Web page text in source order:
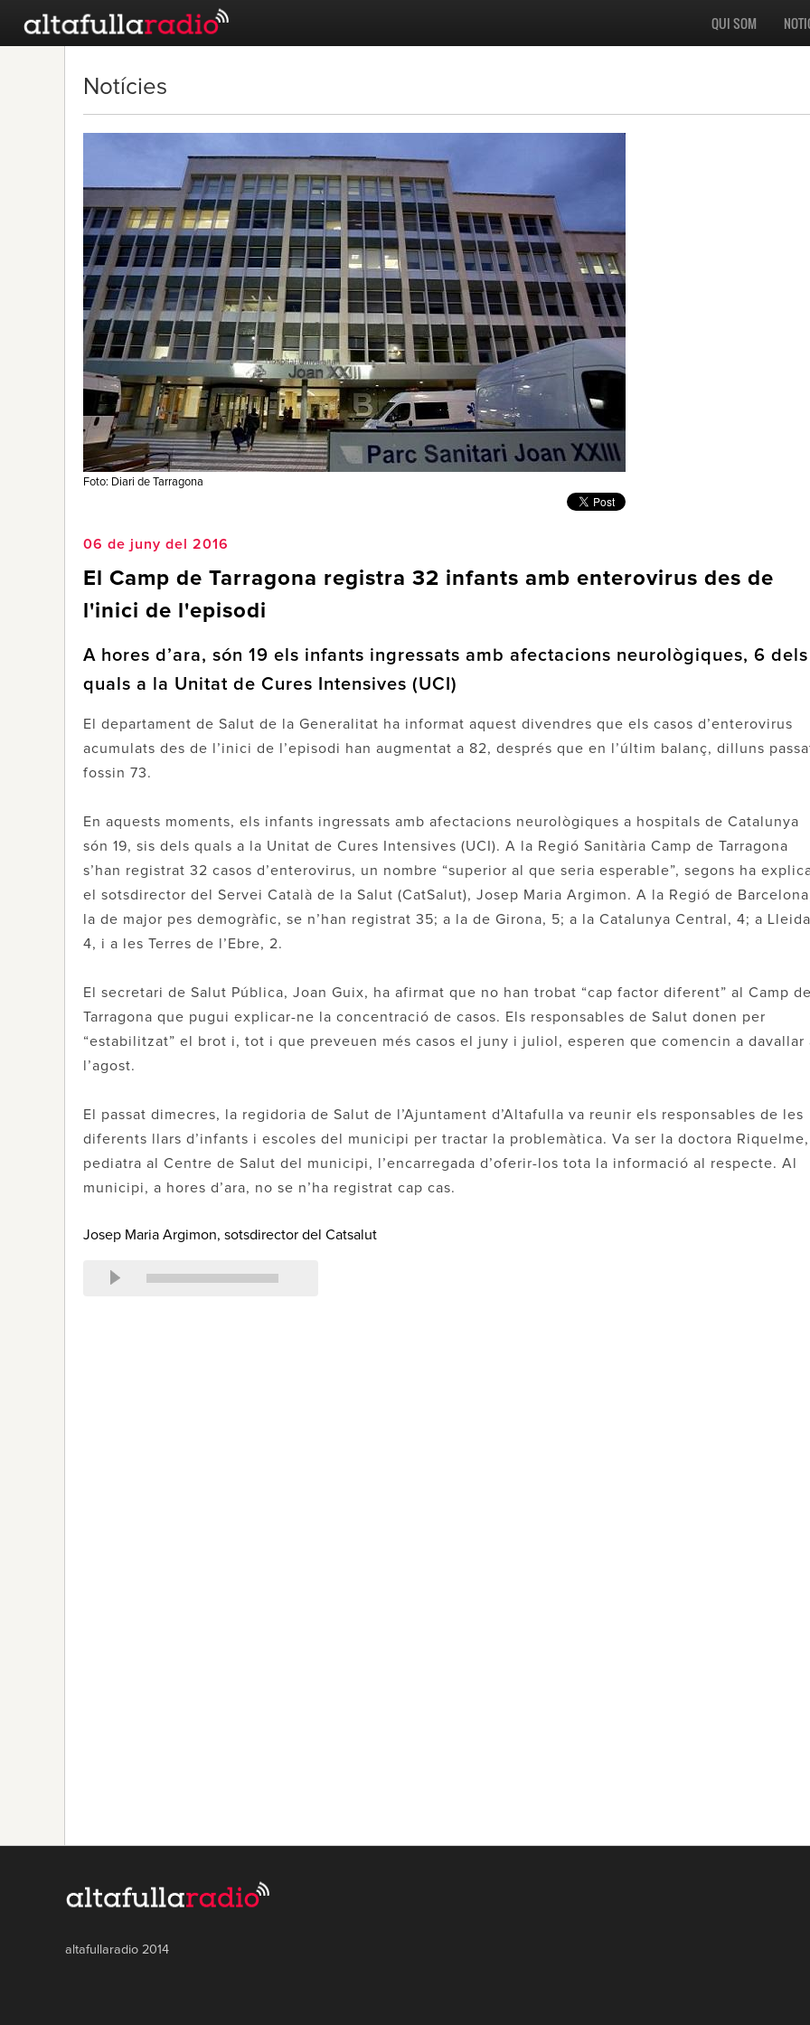
QUI SOM
Notícies
Foto: Diari de Tarragona
06 de juny del 2016
El Camp de Tarragona registra 32 infants amb enterovirus des de
l'inici de l'episodi
A hores d’ara, són 19 els infants ingressats amb afectacions neurològiques, 6 dels
quals a la Unitat de Cures Intensives (UCI)
El departament de Salut de la Generalitat ha informat aquest divendres que els casos d’enterovirus
acumulats des de l’inici de l’episodi han augmentat a 82, després que en l’últim balanç, dilluns
fossin 73.
En aquests moments, els infants ingressats amb afectacions neurològiques a hospitals de Catalunya
són 19, sis dels quals a la Unitat de Cures Intensives (UCI). A la Regió Sanitària Camp de Tarragona
s’han registrat 32 casos d’enterovirus, un nombre “superior al que seria esperable”, segons ha
el sotsdirector del Servei Català de la Salut (CatSalut), Josep Maria Argimon. A la Regió de
la de major pes demogràfic, se n’han registrat 35; a la de Girona, 5; a la Catalunya Central, 4; a
4, i a les Terres de l’Ebre, 2.
El secretari de Salut Pública, Joan Guix, ha afirmat que no han trobat “cap factor diferent” al Camp de
Tarragona que pugui explicar-ne la concentració de casos. Els responsables de Salut donen per
“estabilitzat” el brot i, tot i que preveuen més casos el juny i juliol, esperen que comencin a davallar
l’agost.
El passat dimecres, la regidoria de Salut de l’Ajuntament d’Altafulla va reunir els responsables de les
diferents llars d’infants i escoles del municipi per tractar la problemàtica. Va ser la doctora Riquelme,
pediatra al Centre de Salut del municipi, l’encarregada d’oferir-los tota la informació al respecte. Al
municipi, a hores d’ara, no se n’ha registrat cap cas.
Josep Maria Argimon, sotsdirector del Catsalut
altafullaradio 2014